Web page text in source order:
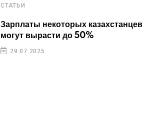
СТАТЬИ
Зарплаты некоторых казахстанцев
могут вырасти до 50%
29.07.2025